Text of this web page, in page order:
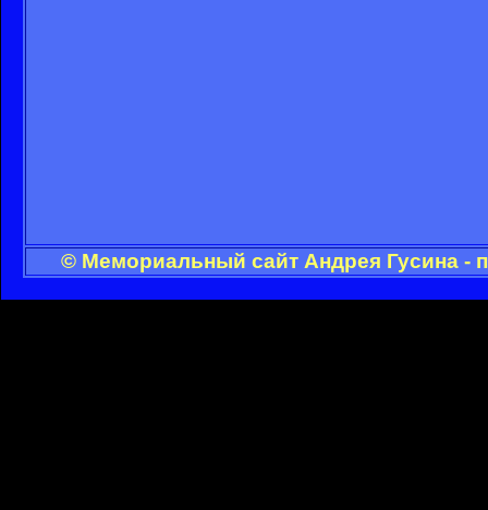
© Мемориальный сайт Андрея Гусина -